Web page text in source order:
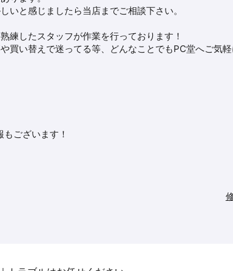
いと感じましたら当店までご相談下さい。
練したスタッフが作業を行っております！
買い替えで迷ってる等、どんなことでもPC堂へご気
ございます！